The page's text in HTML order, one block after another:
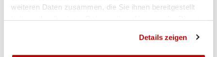
weiteren Daten zusammen, die Sie ihnen bereitgestellt
Details zeigen
Anlass entsprechend – gebührend besetzt sein
werden.